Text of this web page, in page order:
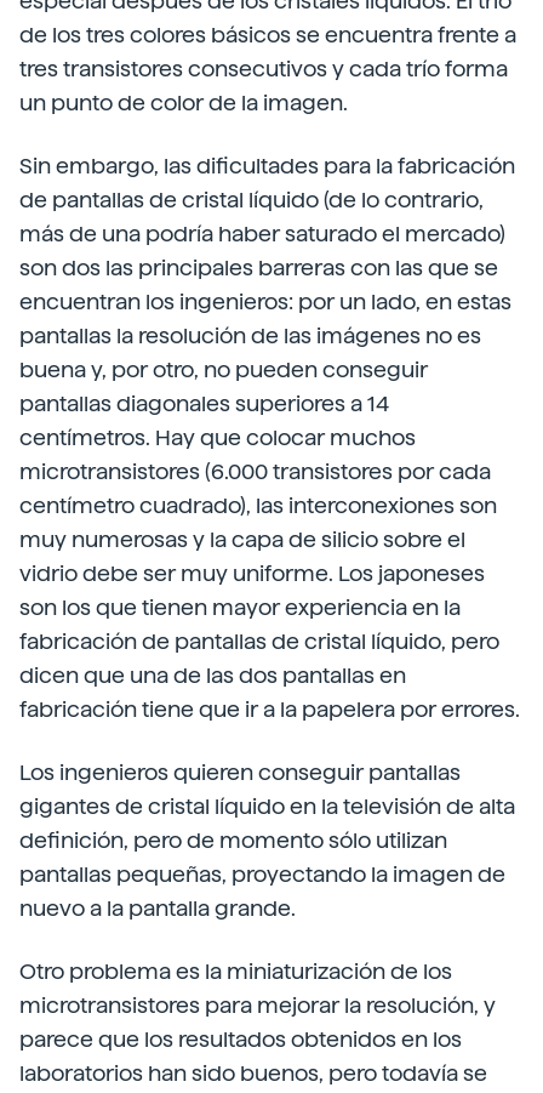
de los tres colores básicos se encuentra frente a
tres transistores consecutivos y cada trío forma
un punto de color de la imagen.
Sin embargo, las dificultades para la fabricación
de pantallas de cristal líquido (de lo contrario,
más de una podría haber saturado el mercado)
son dos las principales barreras con las que se
encuentran los ingenieros: por un lado, en estas
pantallas la resolución de las imágenes no es
buena y, por otro, no pueden conseguir
pantallas diagonales superiores a 14
centímetros. Hay que colocar muchos
microtransistores (6.000 transistores por cada
centímetro cuadrado), las interconexiones son
muy numerosas y la capa de silicio sobre el
vidrio debe ser muy uniforme. Los japoneses
son los que tienen mayor experiencia en la
fabricación de pantallas de cristal líquido, pero
dicen que una de las dos pantallas en
fabricación tiene que ir a la papelera por errores.
Los ingenieros quieren conseguir pantallas
gigantes de cristal líquido en la televisión de alta
definición, pero de momento sólo utilizan
pantallas pequeñas, proyectando la imagen de
nuevo a la pantalla grande.
Otro problema es la miniaturización de los
microtransistores para mejorar la resolución, y
parece que los resultados obtenidos en los
laboratorios han sido buenos, pero todavía se